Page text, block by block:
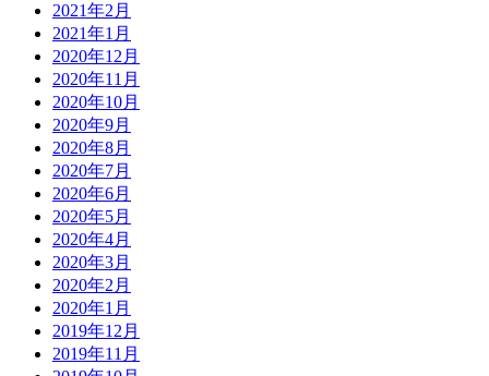
2021年2月
2021年1月
2020年12月
2020年11月
2020年10月
2020年9月
2020年8月
2020年7月
2020年6月
2020年5月
2020年4月
2020年3月
2020年2月
2020年1月
2019年12月
2019年11月